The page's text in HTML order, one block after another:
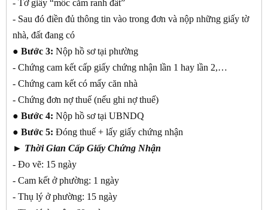
- Tờ giấy “mốc cắm ranh đất”
- Sau đó điền đủ thông tin vào trong đơn và nộp những giấy tờ
nhà, đất đang có
● Bước 3: Nộp hồ sơ tại phường
- Chứng cam kết cấp giấy chứng nhận lần 1 hay lần 2,…
- Chứng cam kết có mấy căn nhà
- Chứng đơn nợ thuế (nếu ghi nợ thuế)
● Bước 4: Nộp hồ sơ tại UBNDQ
● Bước 5: Đóng thuế + lấy giấy chứng nhận
► Thời Gian Cấp Giấy Chứng Nhận
- Đo vẽ: 15 ngày
- Cam kết ở phường: 1 ngày
- Thụ lý ở phường: 15 ngày